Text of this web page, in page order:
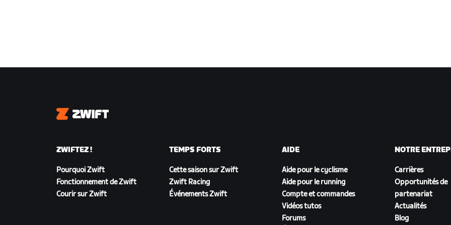
Zwift
ZWIFTEZ !
Pourquoi Zwift
Fonctionnement de Zwift
Courir sur Zwift
TEMPS FORTS
Cette saison sur Zwift
Zwift Racing
Événements Zwift
AIDE
Aide pour le cyclisme
Aide pour le running
Compte et commandes
Vidéos tutos
Forums
NOTRE
Carrières
Opportunités de
partenariat
Actualités
Blog